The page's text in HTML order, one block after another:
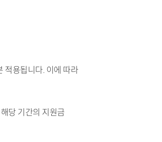
적용됩니다. 이에 따라
당 기간의 지원금